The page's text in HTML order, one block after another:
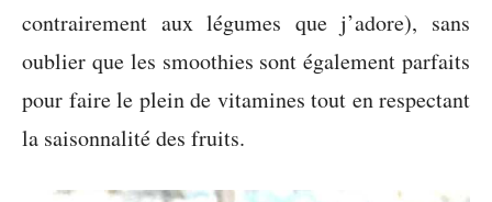
contrairement aux légumes que j’adore), sans
oublier que les smoothies sont également parfaits
pour faire le plein de vitamines tout en respectant
la saisonnalité des fruits.